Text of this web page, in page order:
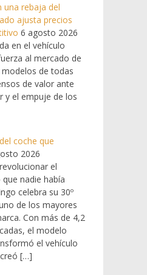
una rebaja del
ajusta precios
6 agosto 2026
en el vehículo
al mercado de
de todas
de valor ante
y el empuje de los
coche que
2026
el
nadie había
celebra su 30º
de los mayores
Con más de 4,2
el modelo
el vehículo
[…]